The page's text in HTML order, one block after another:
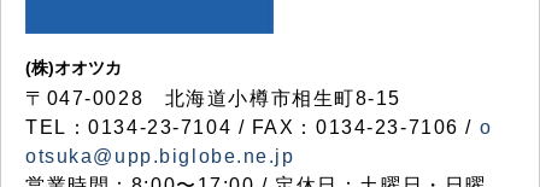
(株)オオツカ
〒047-0028 北海道小樽市相生町8-15
TEL：0134-23-7104 / FAX：0134-23-7106 / o
otsuka@upp.biglobe.ne.jp